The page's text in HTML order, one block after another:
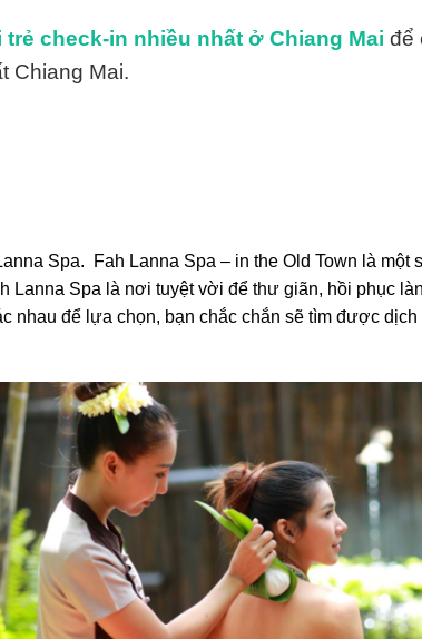
check-in nhiều nhất ở Chiang Mai để
Chiang Mai.
Spa. Fah Lanna Spa – in the Old Town là một
Lanna Spa là nơi tuyệt vời để thư giãn, hồi phục
nhau để lựa chọn, bạn chắc chắn sẽ tìm được dịch